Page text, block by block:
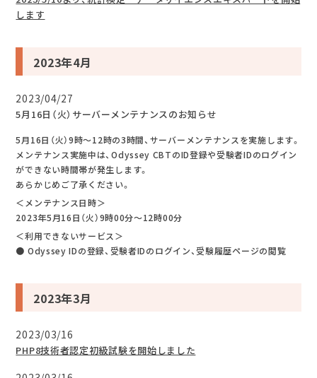
します
2023年4月
2023/04/27
5月16日（火）サーバーメンテナンスのお知らせ
5月16日（火）9時～12時の3時間、サーバーメンテナンスを実施します。
メンテナンス実施中は、Odyssey CBTのID登録や受験者IDのログイン
ができない時間帯が発生します。
あらかじめご了承ください。
＜メンテナンス日時＞
2023年5月16日（火）9時00分～12時00分
＜利用できないサービス＞
● Odyssey IDの登録、受験者IDのログイン、受験履歴ページの閲覧
2023年3月
2023/03/16
PHP8技術者認定初級試験を開始しました